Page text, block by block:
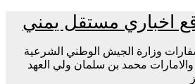
اخباري مستقل يمني
وزارة الجيش الوطني الشرعية
والامارات محمد بن سلمان ولي العهد